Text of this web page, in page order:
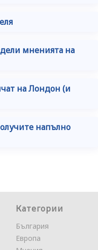
мненията на
на Лондон (и
напълно
Категории
България
Европа